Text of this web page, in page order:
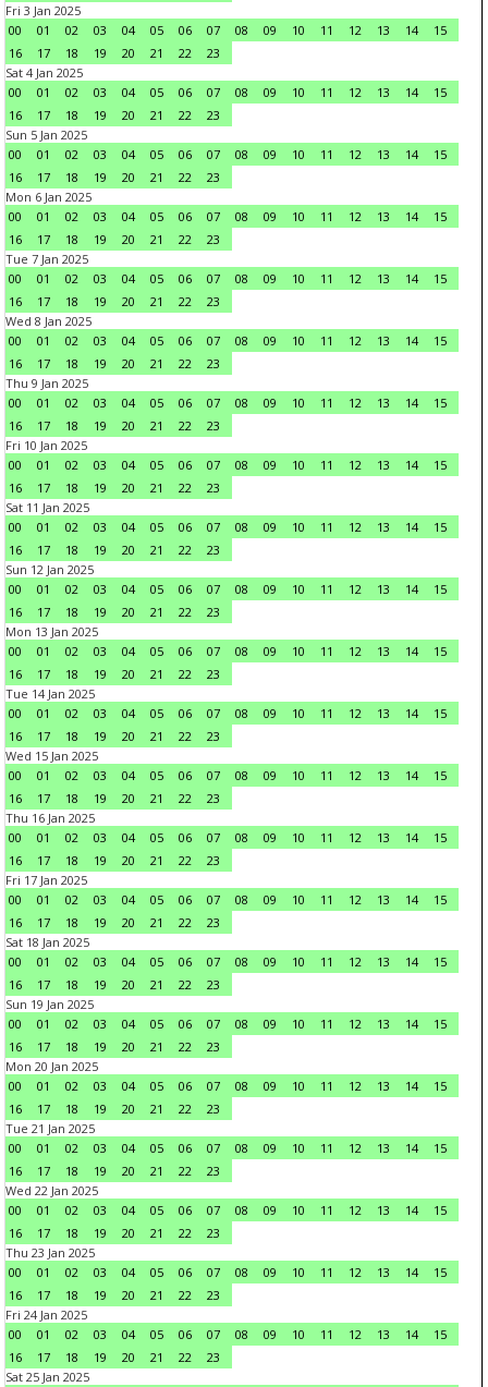
Fri 3 Jan 2025
00
01 02 03 04 05 06 07 08 09 10 11 12 13 14
15
16
17 18 19 20 21 22
23
Sat 4 Jan 2025
00
01 02 03 04 05 06 07 08 09 10 11 12 13 14
15
16
17 18 19 20 21 22
23
Sun 5 Jan 2025
00
01 02 03 04 05 06 07 08 09 10 11 12 13 14
15
16
17 18 19 20 21 22
23
Mon 6 Jan 2025
00
01 02 03 04 05 06 07 08 09 10 11 12 13 14
15
16
17 18 19 20 21 22
23
Tue 7 Jan 2025
00
01 02 03 04 05 06 07 08 09 10 11 12 13 14
15
16
17 18 19 20 21 22
23
Wed 8 Jan 2025
00
01 02 03 04 05 06 07 08 09 10 11 12 13 14
15
16
17 18 19 20 21 22
23
Thu 9 Jan 2025
00
01 02 03 04 05 06 07 08 09 10 11 12 13 14
15
16
17 18 19 20 21 22
23
Fri 10 Jan 2025
00
01 02 03 04 05 06 07 08 09 10 11 12 13 14
15
16
17 18 19 20 21 22
23
Sat 11 Jan 2025
00
01 02 03 04 05 06 07 08 09 10 11 12 13 14
15
16
17 18 19 20 21 22
23
Sun 12 Jan 2025
00
01 02 03 04 05 06 07 08 09 10 11 12 13 14
15
16
17 18 19 20 21 22
23
Mon 13 Jan 2025
00
01 02 03 04 05 06 07 08 09 10 11 12 13 14
15
16
17 18 19 20 21 22
23
Tue 14 Jan 2025
00
01 02 03 04 05 06 07 08 09 10 11 12 13 14
15
16
17 18 19 20 21 22
23
Wed 15 Jan 2025
00
01 02 03 04 05 06 07 08 09 10 11 12 13 14
15
16
17 18 19 20 21 22
23
Thu 16 Jan 2025
00
01 02 03 04 05 06 07 08 09 10 11 12 13 14
15
16
17 18 19 20 21 22
23
Fri 17 Jan 2025
00
01 02 03 04 05 06 07 08 09 10 11 12 13 14
15
16
17 18 19 20 21 22
23
Sat 18 Jan 2025
00
01 02 03 04 05 06 07 08 09 10 11 12 13 14
15
16
17 18 19 20 21 22
23
Sun 19 Jan 2025
00
01 02 03 04 05 06 07 08 09 10 11 12 13 14
15
16
17 18 19 20 21 22
23
Mon 20 Jan 2025
00
01 02 03 04 05 06 07 08 09 10 11 12 13 14
15
16
17 18 19 20 21 22
23
Tue 21 Jan 2025
00
01 02 03 04 05 06 07 08 09 10 11 12 13 14
15
16
17 18 19 20 21 22
23
Wed 22 Jan 2025
00
01 02 03 04 05 06 07 08 09 10 11 12 13 14
15
16
17 18 19 20 21 22
23
Thu 23 Jan 2025
00
01 02 03 04 05 06 07 08 09 10 11 12 13 14
15
16
17 18 19 20 21 22
23
Fri 24 Jan 2025
00
01 02 03 04 05 06 07 08 09 10 11 12 13 14
15
16
17 18 19 20 21 22
23
Sat 25 Jan 2025